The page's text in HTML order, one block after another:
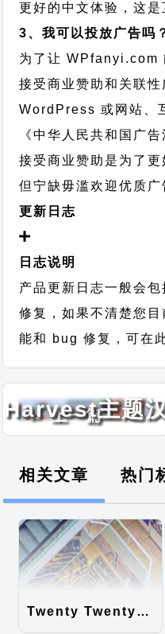
更好的中文体验，这是
3、我可以投放广告吗
为了让 WPfanyi.com
接受商业赞助和关联
WordPress 或网站、
《中华人民共和国广
接受商业赞助是为了更
但宁缺毋滥欢迎优质广
更新日志
日志说明
产品更新日志一般会
修复，如果不清楚您
能和 bug 修复，可在
← 上一篇
Garden
Harvest主题
相关文章 热门
Twenty Twenty-Five 免费的WordPress内容主题